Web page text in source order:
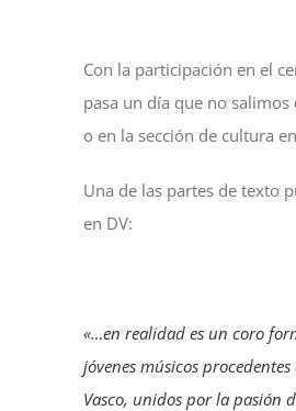
Con la participación en el
pasa un día que no salimos
o en la sección de cultura
Una de las partes de texto
en DV:
«…en realidad es un coro
jóvenes músicos
Vasco, unidos por la pasión